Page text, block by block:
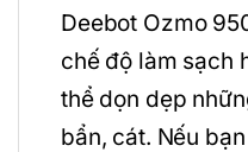
Deebot Ozmo
chế độ làm sạch
thể dọn dẹp
bẩn, cát. Nếu